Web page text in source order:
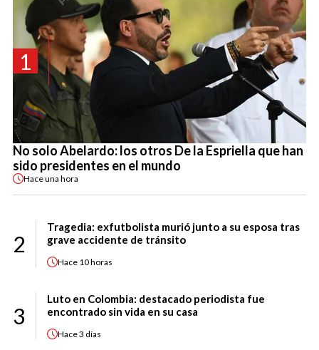
1
No solo Abelardo: los otros De la Espriella que han
sido presidentes en el mundo
Haceuna hora
2
Tragedia: exfutbolista murió junto a su esposa tras
grave accidente de tránsito
Hace 10 horas
3
Luto en Colombia: destacado periodista fue
encontrado sin vida en su casa
Hace3 días